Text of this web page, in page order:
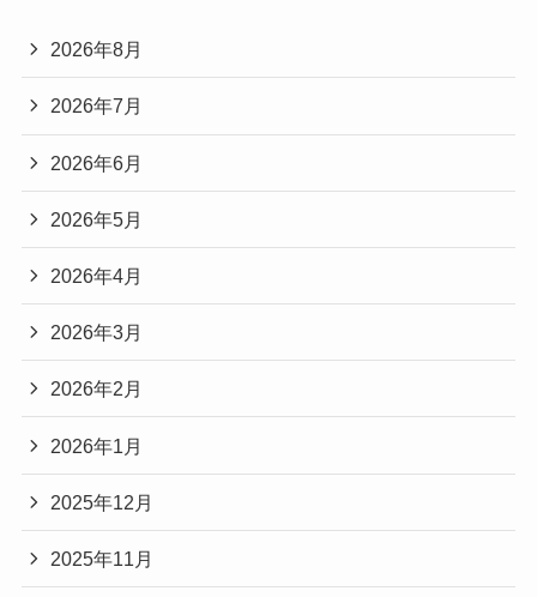
2026年8月
2026年7月
2026年6月
2026年5月
2026年4月
2026年3月
2026年2月
2026年1月
2025年12月
2025年11月